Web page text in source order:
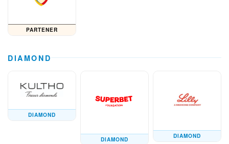
PARTENER
DIAMOND
DIAMOND
DIAMOND
DIAMOND